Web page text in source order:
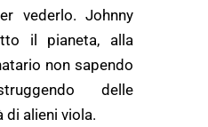
vederlo. Johnny
il pianeta, alla
non sapendo
delle
alieni viola.